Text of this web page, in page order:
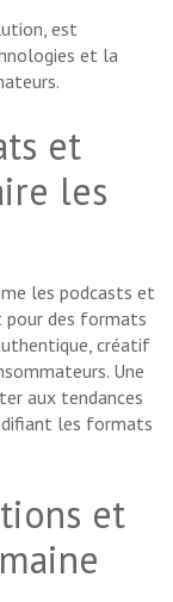
est
et la
et
les
les podcasts et
pour des formats
créatif
Une
aux tendances
les formats
et